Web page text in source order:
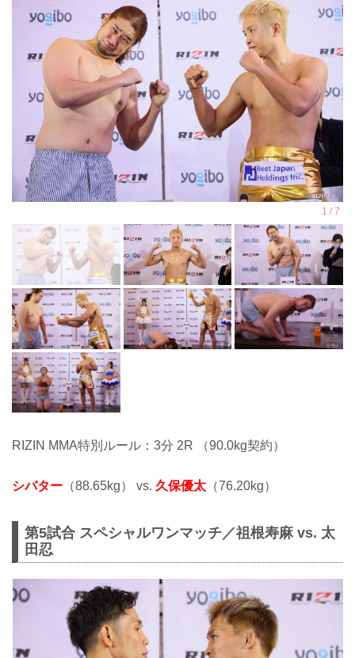
RIZIN MMA特別ルール：3分 2R （90.0kg契約）
シバター （88.65kg） vs. 久保優太 （76.20kg）
第5試合 スペシャルワンマッチ／祖根寿麻 vs. 太
田忍